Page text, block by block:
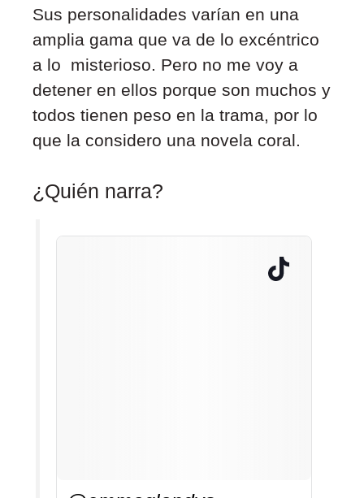
Sus personalidades varían en una
amplia gama que va de lo excéntrico
a lo misterioso. Pero no me voy a
detener en ellos porque son muchos y
todos tienen peso en la trama, por lo
que la considero una novela coral.
¿Quién narra?